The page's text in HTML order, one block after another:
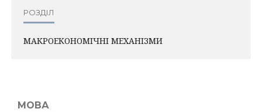
РОЗДІЛ
МАКРОЕКОНОМІЧНІ МЕХАНІЗМИ
МОВА